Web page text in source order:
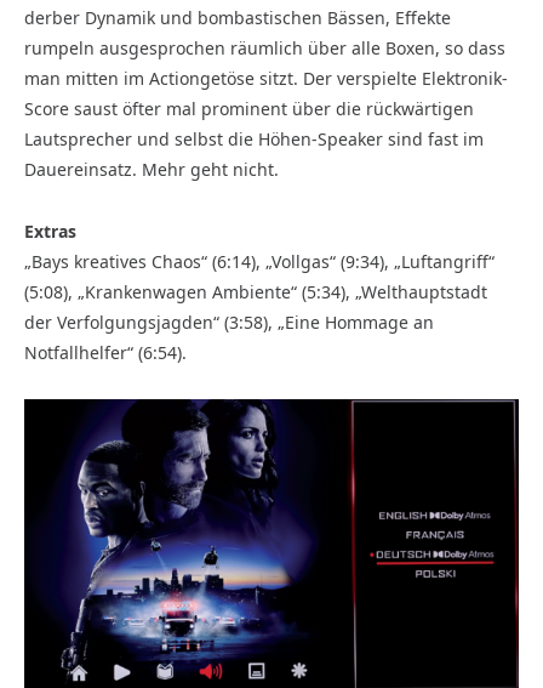
derber Dynamik und bombastischen Bässen, Effekte
rumpeln ausgesprochen räumlich über alle Boxen, so dass
man mitten im Actiongetöse sitzt. Der verspielte Elektronik-
Score saust öfter mal prominent über die rückwärtigen
Lautsprecher und selbst die Höhen-Speaker sind fast im
Dauereinsatz. Mehr geht nicht.
Extras
„Bays kreatives Chaos“ (6:14), „Vollgas“ (9:34), „Luftangriff“
(5:08), „Krankenwagen Ambiente“ (5:34), „Welthauptstadt
der Verfolgungsjagden“ (3:58), „Eine Hommage an
Notfallhelfer“ (6:54).